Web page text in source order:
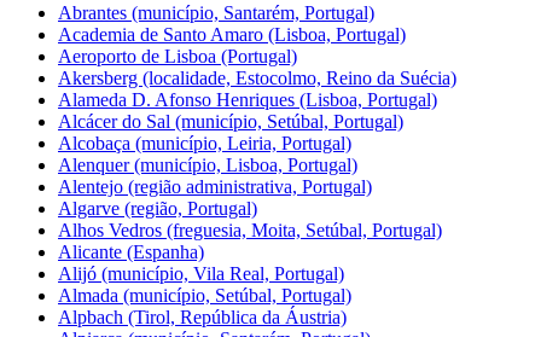
Abrantes (município, Santarém, Portugal)
Academia de Santo Amaro (Lisboa, Portugal)
Aeroporto de Lisboa (Portugal)
Akersberg (localidade, Estocolmo, Reino da Suécia)
Alameda D. Afonso Henriques (Lisboa, Portugal)
Alcácer do Sal (município, Setúbal, Portugal)
Alcobaça (município, Leiria, Portugal)
Alenquer (município, Lisboa, Portugal)
Alentejo (região administrativa, Portugal)
Algarve (região, Portugal)
Alhos Vedros (freguesia, Moita, Setúbal, Portugal)
Alicante (Espanha)
Alijó (município, Vila Real, Portugal)
Almada (município, Setúbal, Portugal)
Alpbach (Tirol, República da Áustria)